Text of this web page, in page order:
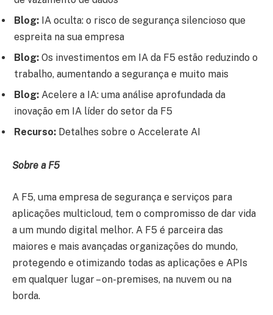
Blog: IA oculta: o risco de segurança silencioso que
espreita na sua empresa
Blog: Os investimentos em IA da F5 estão reduzindo o
trabalho, aumentando a segurança e muito mais
Blog: Acelere a IA: uma análise aprofundada da
inovação em IA líder do setor da F5
Recurso: Detalhes sobre o Accelerate AI
Sobre a F5
A F5, uma empresa de segurança e serviços para
aplicações multicloud, tem o compromisso de dar vida
a um mundo digital melhor. A F5 é parceira das
maiores e mais avançadas organizações do mundo,
protegendo e otimizando todas as aplicações e APIs
em qualquer lugar – on-premises, na nuvem ou na
borda.